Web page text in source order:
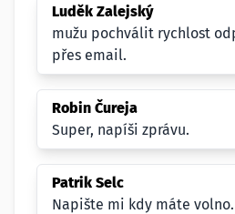
Luděk Zalejský
mužu pochválit rychlost
přes email.
Robin Čureja
Super, napíši zprávu.
Patrik Selc
Napište mi kdy máte volno.